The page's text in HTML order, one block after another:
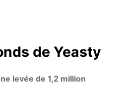
de Yeasty
levée de 1,2 million